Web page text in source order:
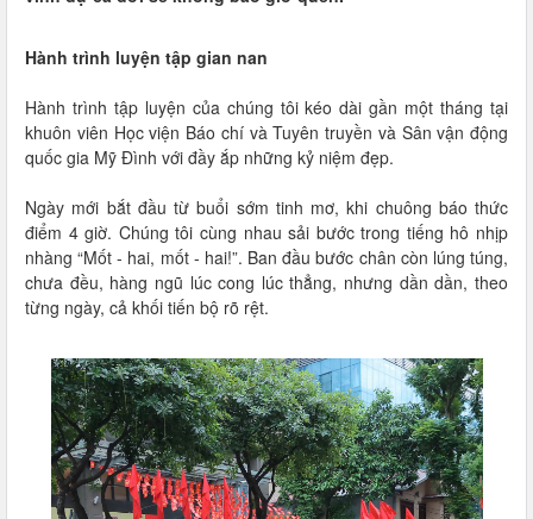
Hành trình luyện tập gian nan
Hành trình tập luyện của chúng tôi kéo dài gần một tháng tại
khuôn viên Học viện Báo chí và Tuyên truyền và Sân vận động
quốc gia Mỹ Đình với đầy ắp những kỷ niệm đẹp.
Ngày mới bắt đầu từ buổi sớm tinh mơ, khi chuông báo thức
điểm 4 giờ. Chúng tôi cùng nhau sải bước trong tiếng hô nhịp
nhàng “Mốt - hai, mốt - hai!”. Ban đầu bước chân còn lúng túng,
chưa đều, hàng ngũ lúc cong lúc thẳng, nhưng dần dần, theo
từng ngày, cả khối tiến bộ rõ rệt.